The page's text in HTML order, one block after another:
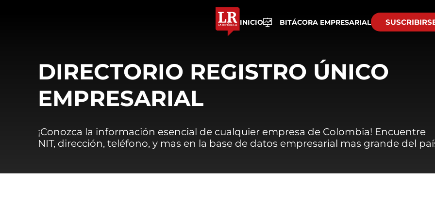
INICIO BITÁCORA EMPRESARIAL
DIRECTORIO REGISTRO ÚNICO
EMPRESARIAL
¡Conozca la información esencial de cualquier empresa de Colombia! Encuentre
NIT, dirección, teléfono, y mas en la base de datos empresarial mas grande del